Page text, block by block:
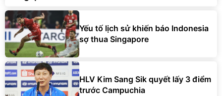
Yếu tố lịch sử khiến báo Indonesia
sợ thua Singapore
HLV Kim Sang Sik quyết lấy 3 điểm
trước Campuchia